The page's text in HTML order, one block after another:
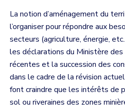
La notion d’aménagement du
l’organiser pour répondre aux
secteurs (agriculture, énergie,
les déclarations du Ministère des
récentes et la succession des
dans le cadre de la révision
font craindre que les intérêts de
sol ou riveraines des zones